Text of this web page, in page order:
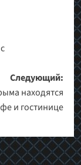
Следующий:
находятся
и гостинице